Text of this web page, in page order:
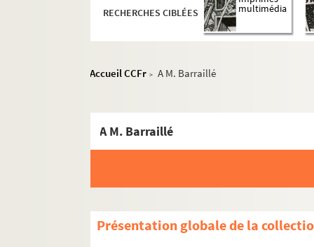
RECHERCHES CIBLÉES
multimédia
Accueil CCFr > A M. Barraillé
A M. Barraillé
Présentation globale de la
ALB 4.1. Année 1900